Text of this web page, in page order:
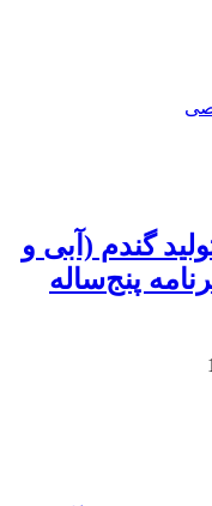
گندم (آبی و
پنج‌ساله